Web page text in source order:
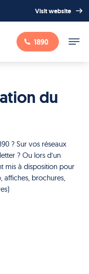
Visit website
1890
du
? Sur vos réseaux
? Ou lors d’un
mis à disposition pour
brochures,